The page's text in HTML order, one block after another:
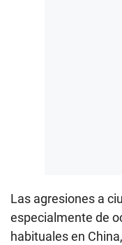
Las agresiones a
especialmente de
habituales en